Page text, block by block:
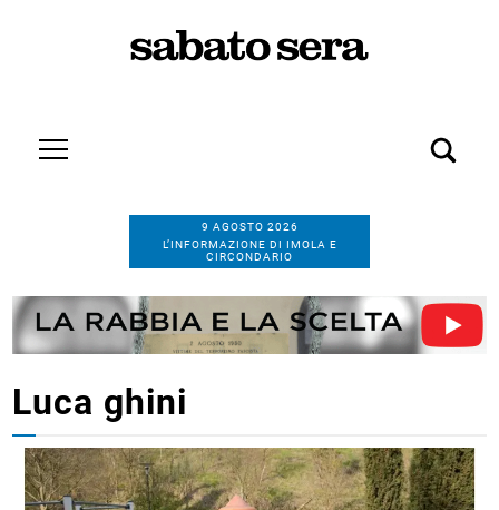
9 AGOSTO 2026
L’INFORMAZIONE DI IMOLA E
CIRCONDARIO
Luca ghini